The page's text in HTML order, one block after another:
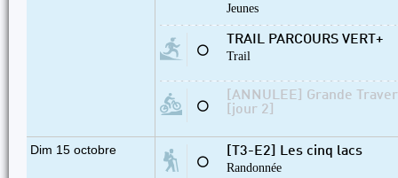
Jeunes
⚪
TRAIL PARCOURS VERT+
Trail
⚪
[ANNULEE] Grande
[jour 2]
Dim 15 octobre
⚪
[T3-E2] Les cinq lacs
Randonnée